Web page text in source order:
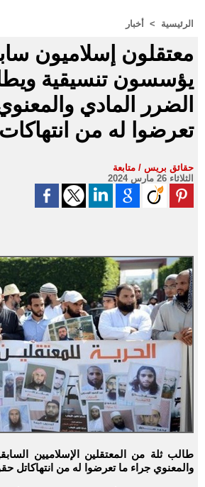
الرئيسية > أخبار
معتقلون إسلاميون
يؤسسون تنسيقية
الضرر المادي
تعرضوا له من انتهاكات
حقائق بريس / متابعة
الثلاثاء 26 مارس 2024
طالب ثلة من المعتقلين الإسلاميين السابقين بجبر الضرر المادي
والمعنوي جراء ما تعرضوا له من انتهاكاتل